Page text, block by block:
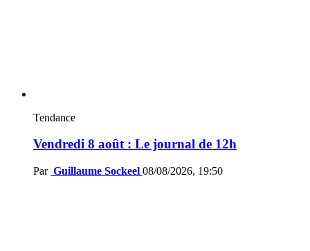
Tendance
Vendredi 8 août : Le journal de 12h
Par Guillaume Sockeel 08/08/2026, 19:50